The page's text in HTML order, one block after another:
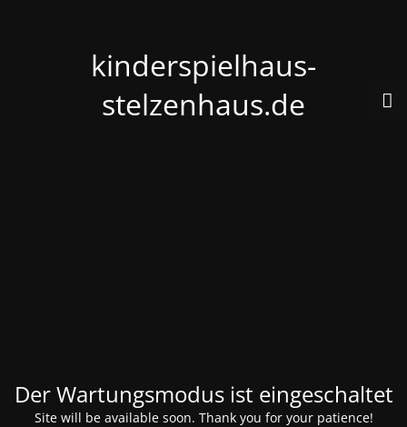
kinderspielhaus-
stelzenhaus.de
Der Wartungsmodus ist eingeschaltet
Site will be available soon. Thank you for your patience!